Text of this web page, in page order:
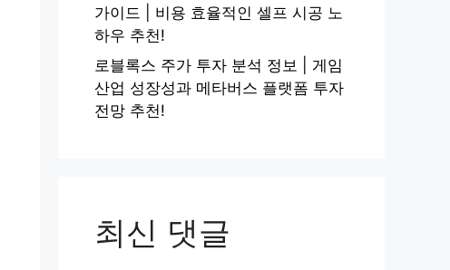
가이드 | 비용 효율적인 셀프 시공 노
하우 추천!
로블록스 주가 투자 분석 정보 | 게임
산업 성장성과 메타버스 플랫폼 투자
전망 추천!
최신 댓글